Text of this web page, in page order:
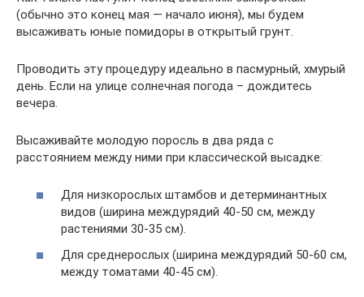
(обычно это конец мая — начало июня), мы будем
высаживать юные помидоры в открытый грунт.
Проводить эту процедуру идеально в пасмурный, хмурый
день. Если на улице солнечная погода – дождитесь
вечера.
Высаживайте молодую поросль в два ряда с
расстоянием между ними при классической высадке:
Для низкорослых штамбов и детерминантных
видов (ширина междурядий 40-50 см, между
растениями 30-35 см).
Для среднерослых (ширина междурядий 50-60 см,
между томатами 40-45 см).